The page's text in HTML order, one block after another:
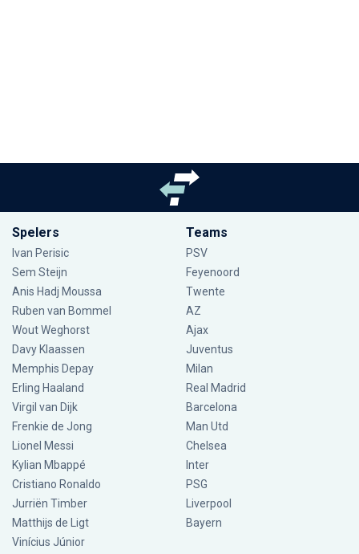
Spelers
Ivan Perisic
Sem Steijn
Anis Hadj Moussa
Ruben van Bommel
Wout Weghorst
Davy Klaassen
Memphis Depay
Erling Haaland
Virgil van Dijk
Frenkie de Jong
Lionel Messi
Kylian Mbappé
Cristiano Ronaldo
Jurriën Timber
Matthijs de Ligt
Vinícius Júnior
Teams
PSV
Feyenoord
Twente
AZ
Ajax
Juventus
Milan
Real Madrid
Barcelona
Man Utd
Chelsea
Inter
PSG
Liverpool
Bayern